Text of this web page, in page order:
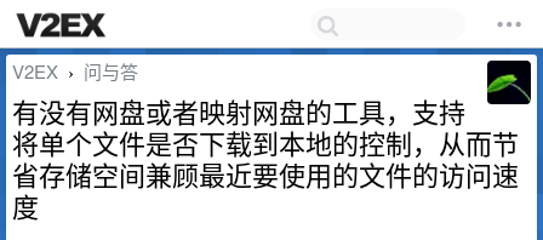
V2EX › 问与答
有没有网盘或者映射网盘的工具，支持
将单个文件是否下载到本地的控制，从而节
省存储空间兼顾最近要使用的文件的访问速
度